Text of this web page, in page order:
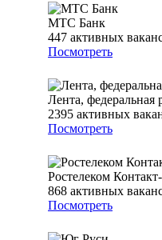
МТС Банк
447 активных
Посмотреть
Лента, федеральная
2395 активных
Посмотреть
Ростелеком
868 активных
Посмотреть